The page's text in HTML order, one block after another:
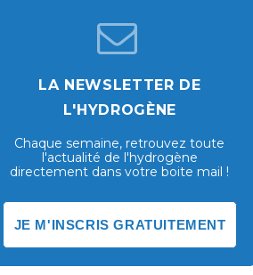
LA NEWSLETTER DE
L'HYDROGÈNE
Chaque semaine, retrouvez toute
l'actualité de l'hydrogène
directement dans votre boite mail !
JE M'INSCRIS GRATUITEMENT